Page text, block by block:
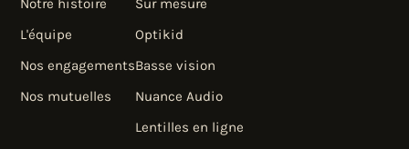
Notre histoire
L'équipe
Nos engagements
Nos mutuelles
Sur mesure
Optikid
Basse vision
Nuance Audio
Lentilles en ligne